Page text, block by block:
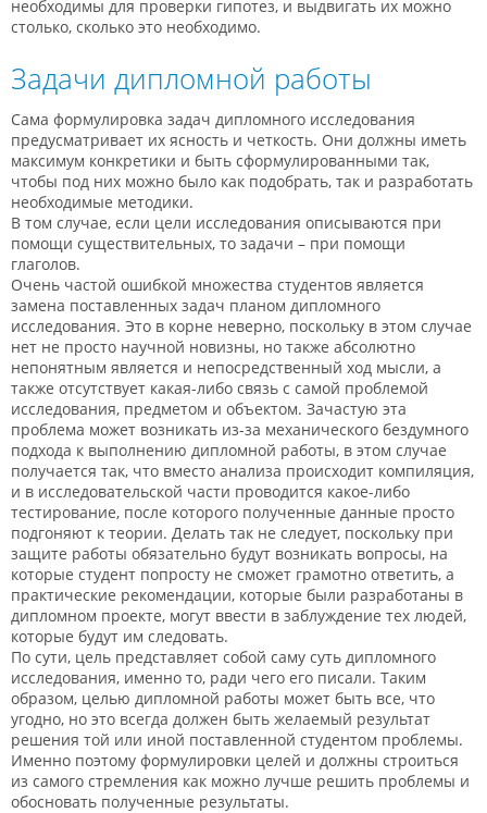
необходимы для проверки гипотез, и выдвигать их можно
столько, сколько это необходимо.
Задачи дипломной работы
Сама формулировка задач дипломного исследования
предусматривает их ясность и четкость. Они должны иметь
максимум конкретики и быть сформулированными так,
чтобы под них можно было как подобрать, так и разработать
необходимые методики.
В том случае, если цели исследования описываются при
помощи существительных, то задачи – при помощи
глаголов.
Очень частой ошибкой множества студентов является
замена поставленных задач планом дипломного
исследования. Это в корне неверно, поскольку в этом случае
нет не просто научной новизны, но также абсолютно
непонятным является и непосредственный ход мысли, а
также отсутствует какая-либо связь с самой проблемой
исследования, предметом и объектом. Зачастую эта
проблема может возникать из-за механического бездумного
подхода к выполнению дипломной работы, в этом случае
получается так, что вместо анализа происходит компиляция,
и в исследовательской части проводится какое-либо
тестирование, после которого полученные данные просто
подгоняют к теории. Делать так не следует, поскольку при
защите работы обязательно будут возникать вопросы, на
которые студент попросту не сможет грамотно ответить, а
практические рекомендации, которые были разработаны в
дипломном проекте, могут ввести в заблуждение тех людей,
которые будут им следовать.
По сути, цель представляет собой саму суть дипломного
исследования, именно то, ради чего его писали. Таким
образом, целью дипломной работы может быть все, что
угодно, но это всегда должен быть желаемый результат
решения той или иной поставленной студентом проблемы.
Именно поэтому формулировки целей и должны строиться
из самого стремления как можно лучше решить проблемы и
обосновать полученные результаты.